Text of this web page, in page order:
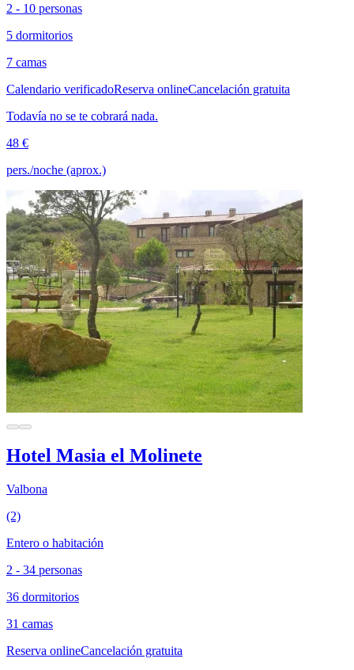
2 - 10 personas
5 dormitorios
7 camas
Calendario verificadoReserva onlineCancelación gratuita
Todavía no se te cobrará nada.
48 €
pers./noche (aprox.)
Hotel Masia el Molinete
Valbona
(2)
Entero o habitación
2 - 34 personas
36 dormitorios
31 camas
Reserva onlineCancelación gratuita